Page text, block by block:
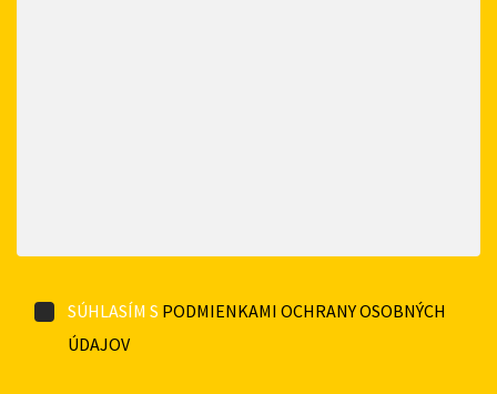
SÚHLASÍM S PODMIENKAMI OCHRANY OSOBNÝCH
ÚDAJOV